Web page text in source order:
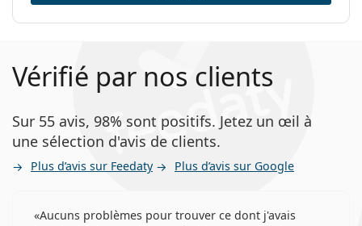
Vérifié par nos clients
Sur 55 avis, 98% sont positifs. Jetez un œil à
une sélection d'avis de clients.
Plus d’avis sur Feedaty Plus d’avis sur Google
Aucuns problèmes pour trouver ce dont j'avais